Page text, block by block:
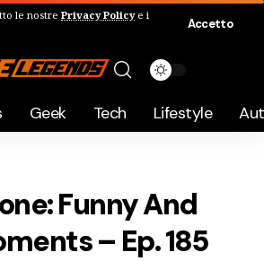
le nostre Privacy Policye i
Accetto
Geek Tech Lifestyle
Funny And
– Ep. 185